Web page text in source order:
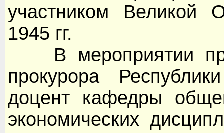
участником Великой
1945 гг.
В мероприятии
прокурора
доцент кафедры
экономических